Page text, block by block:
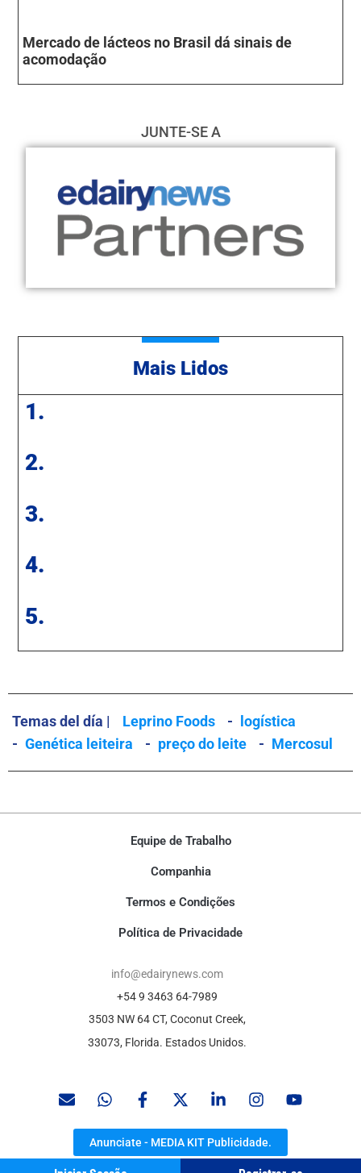
Mercado de lácteos no Brasil dá sinais de
acomodação
JUNTE-SE A
Mais Lidos
1.
2.
3.
4.
5.
Temas del día | Leprino Foods -
logística
- Genética leiteira - preço do leite - Mercosul
Equipe de Trabalho
Companhia
Termos e Condições
Política de Privacidade
info@edairynews.com
+54 9 3463 64-7989
3503 NW 64 CT, Coconut Creek,
33073, Florida. Estados Unidos.
Anunciate - MEDIA KIT Publicidade.